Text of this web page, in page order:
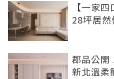
【一家
28坪居
郡品公開
新北溫柔